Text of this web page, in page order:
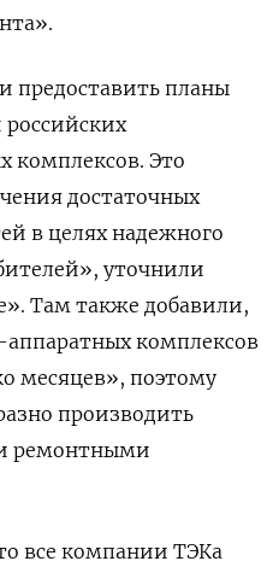
предоставить планы
комплексов. Это
достаточных
в целях надежного
уточнили
Там также добавили,
комплексов
месяцев», поэтому
производить
ремонтными
все компании ТЭКа